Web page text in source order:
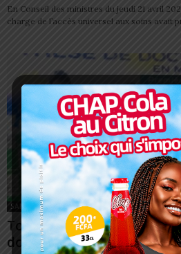
En Conseil des ministres du jeudi 21 avril
charge de l’accès universel aux soins avait
SANTÉ
Togo : Premières
doctorat en Médecine à